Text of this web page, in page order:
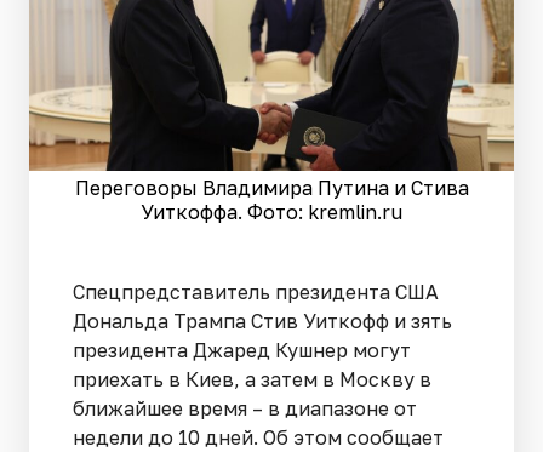
Переговоры Владимира Путина и Стива
Уиткоффа. Фото: kremlin.ru
Спецпредставитель президента США
Дональда Трампа Стив Уиткофф и зять
президента Джаред Кушнер могут
приехать в Киев, а затем в Москву в
ближайшее время – в диапазоне от
недели до 10 дней. Об этом сообщает